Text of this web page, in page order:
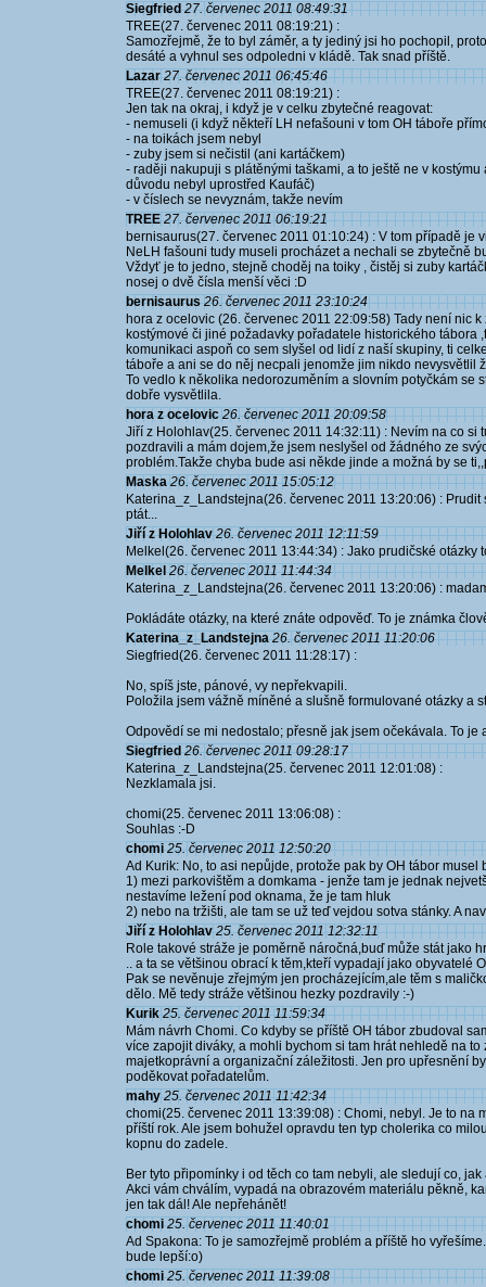
Siegfried 27. červenec 2011 08:49:31
TREE(27. červenec 2011 08:19:21) :
Samozřejmě, že to byl záměr, a ty jediný jsi ho pochopil,
desáté a vyhnul ses odpoledni v kládě. Tak snad příště.
Lazar 27. červenec 2011 06:45:46
TREE(27. červenec 2011 08:19:21) :
Jen tak na okraj, i když je v celku zbytečné reagovat:
- nemuseli (i když někteří LH nefašouni v tom OH táboře
- na toikách jsem nebyl
- zuby jsem si nečistil (ani kartáčkem)
- raději nakupuji s plátěnými taškami, a to ještě ne v
důvodu nebyl uprostřed Kaufáč)
- v číslech se nevyznám, takže nevím
TREE 27. červenec 2011 06:19:21
bernisaurus(27. červenec 2011 01:10:24) : V tom případě je
NeLH fašouni tudy museli procházet a nechali se zbytečně
Vždyť je to jedno, stejně choděj na toiky , čistěj si zuby
nosej o dvě čísla menší věci :D
bernisaurus 26. červenec 2011 23:10:24
hora z ocelovic (26. červenec 2011 22:09:58) Tady není nic
kostýmové či jiné požadavky pořadatele historického
komunikaci aspoň co sem slyšel od lidí z naší skupiny, ti
táboře a ani se do něj necpali jenomže jim nikdo nevysvětlil
To vedlo k několika nedorozuměním a slovním potyčkám se
dobře vysvětlila.
hora z ocelovic 26. červenec 2011 20:09:58
Jiří z Holohlav(25. červenec 2011 14:32:11) : Nevím na co
pozdravili a mám dojem,že jsem neslyšel od žádného ze
problém.Takže chyba bude asi někde jinde a možná by se
Maska 26. červenec 2011 15:05:12
Katerina_z_Landstejna(26. červenec 2011 13:20:06) :
ptát...
Jiří z Holohlav 26. červenec 2011 12:11:59
Melkel(26. červenec 2011 13:44:34) : Jako prudičské otázky
Melkel 26. červenec 2011 11:44:34
Katerina_z_Landstejna(26. červenec 2011 13:20:06) :
Pokládáte otázky, na které znáte odpověď. To je známka
Katerina_z_Landstejna 26. červenec 2011 11:20:06
Siegfried(26. červenec 2011 11:28:17) :
No, spíš jste, pánové, vy nepřekvapili.
Položila jsem vážně míněné a slušně formulované otázky a
Odpovědí se mi nedostalo; přesně jak jsem očekávala. To je
Siegfried 26. červenec 2011 09:28:17
Katerina_z_Landstejna(25. červenec 2011 12:01:08) :
Nezklamala jsi.
chomi(25. červenec 2011 13:06:08) :
Souhlas :-D
chomi 25. červenec 2011 12:50:20
Ad Kurik: No, to asi nepůjde, protože pak by OH tábor musel
1) mezi parkovištěm a domkama - jenže tam je jednak
nestavíme ležení pod oknama, že je tam hluk
2) nebo na tržišti, ale tam se už teď vejdou sotva stánky. A
Jiří z Holohlav 25. červenec 2011 12:32:11
Role takové stráže je poměrně náročná,buď může stát jako
.. a ta se většinou obrací k těm,kteří vypadají jako obyvatelé
Pak se nevěnuje zřejmým jen procházejícím,ale těm s
dělo. Mě tedy stráže většinou hezky pozdravily :-)
Kurik 25. červenec 2011 11:59:34
Mám návrh Chomi. Co kdyby se příště OH tábor zbudoval
více zapojit diváky, a mohli bychom si tam hrát nehledě na
majetkoprávní a organizační záležitosti. Jen pro upřesnění
poděkovat pořadatelům.
mahy 25. červenec 2011 11:42:34
chomi(25. červenec 2011 13:39:08) : Chomi, nebyl. Je to na
příští rok. Ale jsem bohužel opravdu ten typ cholerika co
kopnu do zadele.
Ber tyto připomínky i od těch co tam nebyli, ale sledují co,
Akci vám chválím, vypadá na obrazovém materiálu pěkně,
jen tak dál! Ale nepřehánět!
chomi 25. červenec 2011 11:40:01
Ad Spakona: To je samozřejmě problém a příště ho
bude lepší:o)
chomi 25. červenec 2011 11:39:08